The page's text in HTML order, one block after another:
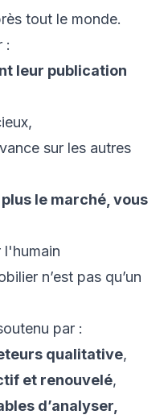
tout le monde.
:
leur publication
sur les autres
le marché, vous
n’est pas qu’un
par :
qualitative,
et renouvelé,
d’analyser,